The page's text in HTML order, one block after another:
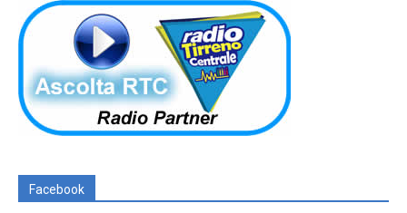
Facebook